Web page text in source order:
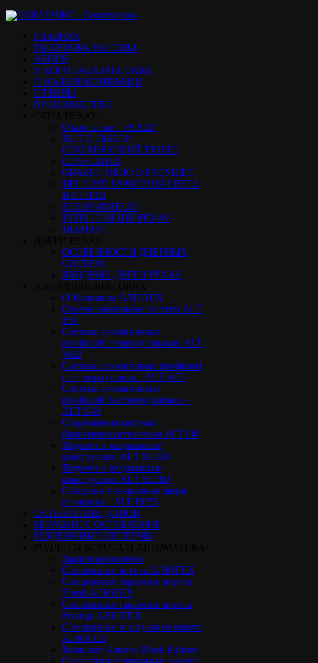
ГЛАВНАЯ
РАССРОЧКА НА ОКНА
АКЦИЯ
У КОГО ЗАКАЗАТЬ ОКНА
О НАШЕЙ КОМПАНИИ
ОТЗЫВЫ
ПРОИЗВОДСТВО
О компании - РЕХАУ
BLITZ: ВЫБОР,
СОХРАНЯЮЩИЙ ТЕПЛО
CONSTANTA
GRAZIO: ОКНО В БУДУЩЕЕ
DELIGHT: ГАРМОНИЯ СВЕТА
И СТИЛЯ
РЕХАУ-INTELIO
INTELIO SLIDE РЕХАУ
DIAMANT
ОСОБЕННОСТИ ДВЕРНЫХ
СИСТЕМ
ВХОДНЫЕ ДВЕРИ РЕХАУ
О Компании АЛЮТЕХ
Стоечно-ригельная система ALT
F50
Cистема алюминиевых
профилей с терморазрывом ALT
W62
Система алюминивых профилей
с терморазрывом - ALT W72
Cистема алюминиевых
профилей без терморазрыва -
ALT C48
Cовременная система
балконного остекления ALT100
Подъемно-раздвижные
конструкции ALT SL130
Подъемно-раздвижные
конструкции ALT SL160
Cкладные панорамные двери
гармошка - ALT BF73
ОСТЕКЛЕНИЕ ДОМОВ
БЕЗРАМНОЕ ОСТЕКЛЕНИЕ
РАЗДВИЖНЫЕ СИСТЕМЫ
Защитные роллеты
Секционные ворота АЛЮТЕХ
Секционные гаражные ворота
Trend АЛЮТЕХ
Секционные гаражные ворота
Prestige АЛЮТЕХ
Секционные панорамные ворота
АЛЮТЕХ
Комплект Алютех Black Edition